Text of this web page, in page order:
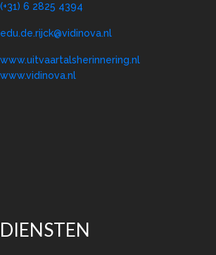
(+31) 6 2825 4394
edu.de.rijck@vidinova.nl
www.uitvaartalsherinnering.nl
www.vidinova.nl
DIENSTEN